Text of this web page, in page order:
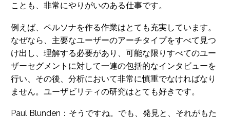
ことも、非常にやりがいのある仕事です。
例えば、ペルソナを作る作業はとても充実しています。
なぜなら、主要なユーザーのアーチタイプをすべて見つ
け出し、理解する必要があり、可能な限りすべてのユー
ザーセグメントに対して一連の包括的なインタビューを
行い、その後、分析において非常に慎重でなければなり
ません。ユーザビリティの研究はとても好きです。
Paul Blunden：そうですね。でも、発見と、それがもた